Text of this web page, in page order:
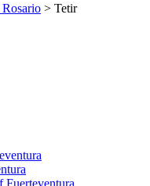
> Tetir
Fuerteventura